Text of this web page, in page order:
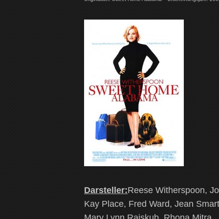
Darsteller:Reese Witherspoon,
Kay Place, Fred Ward, Jean